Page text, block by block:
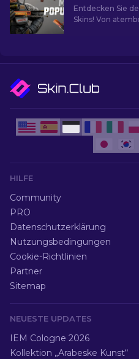
Entdecken Sie
Skins! Von
HILFE
Community
PRO
Datenschutzerklärung
Nutzungsbedingungen
Cookie-Richtlinien
Partner
Sitemap
NEUESTE UPDATES
IEM Cologne 2026
Kollektion „Arabeske Kunst“